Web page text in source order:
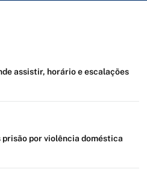
assistir, horário e escalações
prisão por violência doméstica